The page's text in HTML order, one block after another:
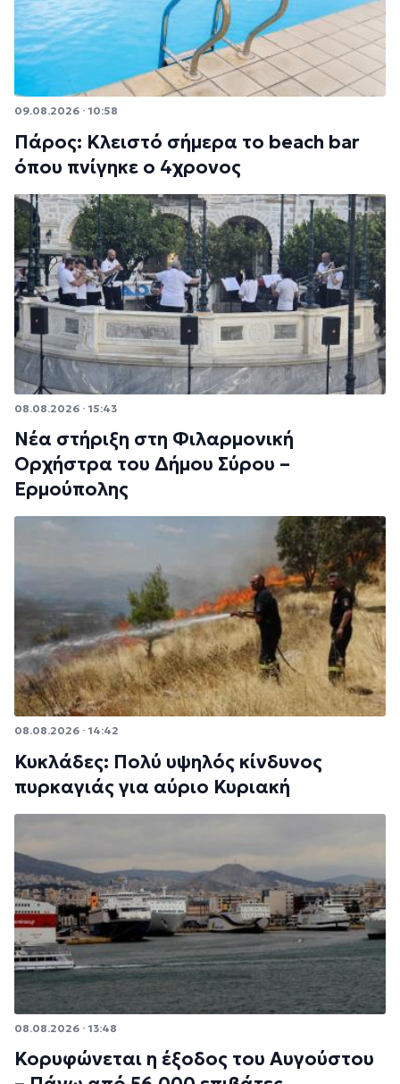
09.08.2026 · 10:58
Πάρος: Κλειστό σήμερα το beach bar
όπου πνίγηκε ο 4χρονος
08.08.2026 · 15:43
Νέα στήριξη στη Φιλαρμονική
Ορχήστρα του Δήμου Σύρου –
Ερμούπολης
08.08.2026 · 14:42
Κυκλάδες: Πολύ υψηλός κίνδυνος
πυρκαγιάς για αύριο Κυριακή
08.08.2026 · 13:48
Κορυφώνεται η έξοδος του Αυγούστου